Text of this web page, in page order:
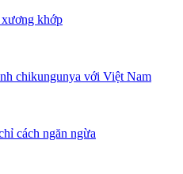
khớp
chikungunya với Việt Nam
cách ngăn ngừa